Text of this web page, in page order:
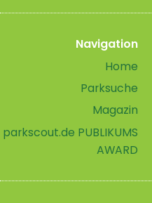
Navigation
Home
Parksuche
Magazin
parkscout.de PUBLIKUMS
AWARD